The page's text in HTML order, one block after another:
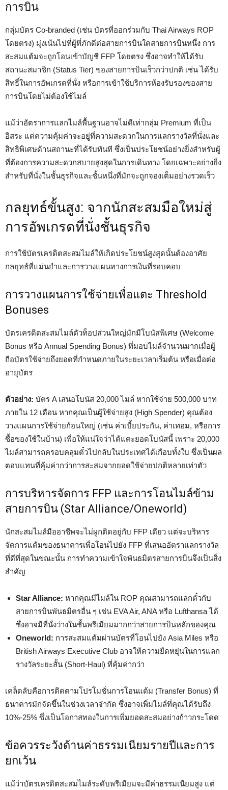
การบิน
กลุ่มบัตร Co-branded (เช่น บัตรที่ออกร่วมกับ Thai Airways ROP
โดยตรง) มุ่งเน้นไปที่ผู้ที่ภักดีต่อสายการบินใดสายการบินหนึ่ง การ
สะสมแต้มจะถูกโอนเข้าบัญชี FFP โดยตรง ซึ่งอาจทำให้ได้รับ
สถานะสมาชิก (Status Tier) ของสายการบินเร็วกว่าปกติ เช่น ได้รับ
สิทธิ์ในการอัพเกรดที่นั่ง หรือการเข้าใช้บริการห้องรับรองของสาย
การบินโดยไม่ต้องใช้ไมล์
แม้ว่าอัตราการแลกไมล์พื้นฐานอาจไม่ดีเท่ากลุ่ม Premium ที่เป็น
อิสระ แต่ความคุ้มค่าจะอยู่ที่ความสะดวกในการแลกรางวัลที่นั่งและ
สิทธิพิเศษด้านสถานะที่ได้รับทันที ซึ่งเป็นประโยชน์อย่างยิ่งสำหรับผู้
ที่ต้องการความสะดวกสบายสูงสุดในการเดินทาง โดยเฉพาะอย่างยิ่ง
สำหรับที่นั่งในชั้นธุรกิจและชั้นหนึ่งที่มักจะถูกจองเต็มอย่างรวดเร็ว
กลยุทธ์ขั้นสูง: จากนักสะสมมือใหม่สู่
การอัพเกรดที่นั่งชั้นธุรกิจ
การใช้บัตรเครดิตสะสมไมล์ให้เกิดประโยชน์สูงสุดนั้นต้องอาศัย
กลยุทธ์ที่แม่นยำและการวางแผนทางการเงินที่รอบคอบ
การวางแผนการใช้จ่ายเพื่อแตะ Threshold
Bonuses
บัตรเครดิตสะสมไมล์ตัวท็อปส่วนใหญ่มักมีโบนัสพิเศษ (Welcome
Bonus หรือ Annual Spending Bonus) ที่มอบไมล์จำนวนมากเมื่อผู้
ถือบัตรใช้จ่ายถึงยอดที่กำหนดภายในระยะเวลาเริ่มต้น หรือเมื่อต่อ
อายุบัตร
ตัวอย่าง: บัตร A เสนอโบนัส 20,000 ไมล์ หากใช้จ่าย 500,000 บาท
ภายใน 12 เดือน หากคุณเป็นผู้ใช้จ่ายสูง (High Spender) คุณต้อง
วางแผนการใช้จ่ายก้อนใหญ่ (เช่น ค่าเบี้ยประกัน, ค่าเทอม, หรือการ
ซื้อของใช้ในบ้าน) เพื่อให้แน่ใจว่าได้แตะยอดโบนัสนี้ เพราะ 20,000
ไมล์สามารถครอบคลุมตั๋วไปกลับในประเทศได้เกือบทั้งใบ ซึ่งเป็นผล
ตอบแทนที่คุ้มค่ากว่าการสะสมจากยอดใช้จ่ายปกติหลายเท่าตัว
การบริหารจัดการ FFP และการโอนไมล์ข้าม
สายการบิน (Star Alliance/Oneworld)
นักสะสมไมล์มืออาชีพจะไม่ผูกติดอยู่กับ FFP เดียว แต่จะบริหาร
จัดการแต้มของธนาคารเพื่อโอนไปยัง FFP ที่เสนออัตราแลกรางวัล
ที่ดีที่สุดในขณะนั้น การทำความเข้าใจพันธมิตรสายการบินจึงเป็นสิ่ง
สำคัญ
Star Alliance: หากคุณมีไมล์ใน ROP คุณสามารถแลกตั๋วกับ
สายการบินพันธมิตรอื่น ๆ เช่น EVA Air, ANA หรือ Lufthansa ได้
ซึ่งอาจมีที่นั่งว่างในชั้นพรีเมียมมากกว่าสายการบินหลักของคุณ
Oneworld: การสะสมแต้มผ่านบัตรที่โอนไปยัง Asia Miles หรือ
British Airways Executive Club อาจให้ความยืดหยุ่นในการแลก
รางวัลระยะสั้น (Short-Haul) ที่คุ้มค่ากว่า
เคล็ดลับคือการติดตามโปรโมชั่นการโอนแต้ม (Transfer Bonus) ที่
ธนาคารมักจัดขึ้นในช่วงเวลาจำกัด ซึ่งอาจเพิ่มไมล์ที่คุณได้รับถึง
10%-25% ซึ่งเป็นโอกาสทองในการเพิ่มยอดสะสมอย่างก้าวกระโดด
ข้อควรระวังด้านค่าธรรมเนียมรายปีและการ
ยกเว้น
แม้ว่าบัตรเครดิตสะสมไมล์ระดับพรีเมียมจะมีค่าธรรมเนียมสูง แต่